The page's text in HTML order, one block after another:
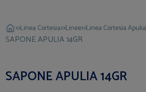
>>Linea Cortesia>>Linee>>Linea Cortesia Apulia
SAPONE APULIA 14GR
SAPONE APULIA 14GR